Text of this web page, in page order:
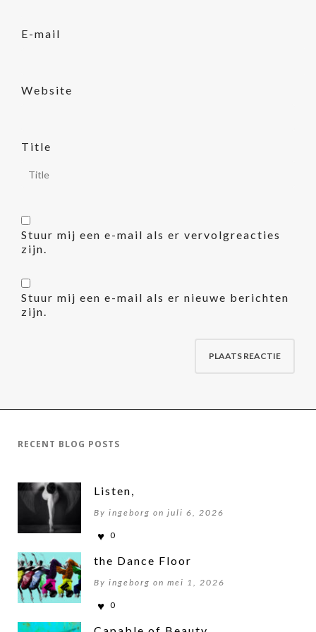
E-mail
Website
Title
Stuur mij een e-mail als er vervolgreacties
zijn.
Stuur mij een e-mail als er nieuwe berichten
zijn.
RECENT BLOG POSTS
Listen,
By ingeborg on juli 6, 2026
0
the Dance Floor
By ingeborg on mei 1, 2026
0